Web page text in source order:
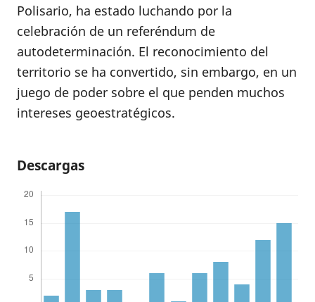
Polisario, ha estado luchando por la
celebración de un referéndum de
autodeterminación. El reconocimiento del
territorio se ha convertido, sin embargo, en un
juego de poder sobre el que penden muchos
intereses geoestratégicos.
Descargas